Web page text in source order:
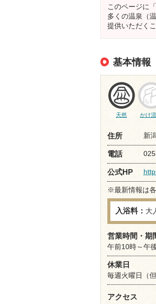
このページに
多くの温泉（
提供いただく
基本情報
天然 かけ
住所 新
電話
公式HP
※最新情報は
入浴料： 大
営業時間・期
午前10時～午
休業日
毎週火曜日（
アクセス